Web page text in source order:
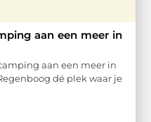
aan een meer in
aan een meer in
dé plek waar je